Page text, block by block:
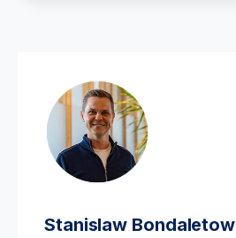
Stanislaw Bondaletow